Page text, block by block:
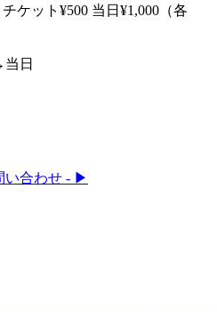
ケット¥500 当日¥1,000（各
日
い合わせ - ▶︎